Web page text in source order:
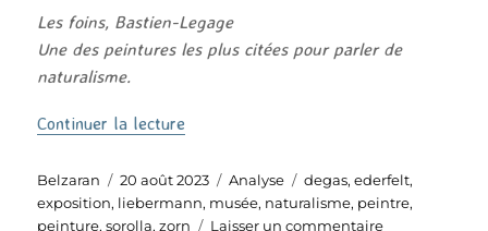
Les foins, Bastien-Legage
Une des peintures les plus citées pour parler de
naturalisme.
Continuer la lecture
Auteur
Belzaran
Publié
le
20 août 2023 Catégories
Analyse Étiquettes
degas,ederfelt,
exposition, liebermann, musée, naturalisme, peintre,
peinture,sorolla,zorn Laisser un commentairesur